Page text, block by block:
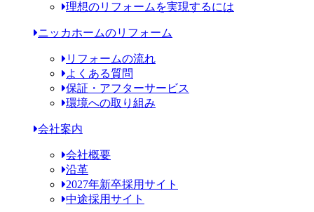
理想のリフォームを実現するには
ニッカホームのリフォーム
リフォームの流れ
よくある質問
保証・アフターサービス
環境への取り組み
会社案内
会社概要
沿革
2027年新卒採用サイト
中途採用サイト